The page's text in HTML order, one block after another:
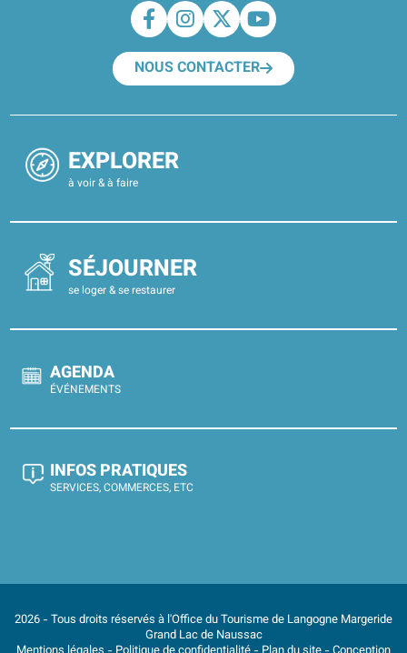
NOUS CONTACTER
EXPLORER
à voir & à faire
SÉJOURNER
se loger & se restaurer
AGENDA
ÉVÉNEMENTS
INFOS PRATIQUES
SERVICES, COMMERCES, ETC
2026 - Tous droits réservés à l'Office du Tourisme de Langogne Margeride
Grand Lac de Naussac